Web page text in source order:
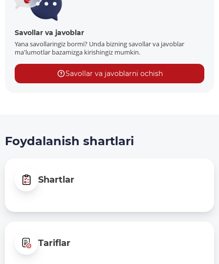
Savollar va javoblar
Yana savollaringiz bormi? Unda bizning savollar va javoblar
ma'lumotlar bazamizga kirishingiz mumkin.
Savollar va javoblarni ochish
Foydalanish shartlari
Shartlar
Tariflar